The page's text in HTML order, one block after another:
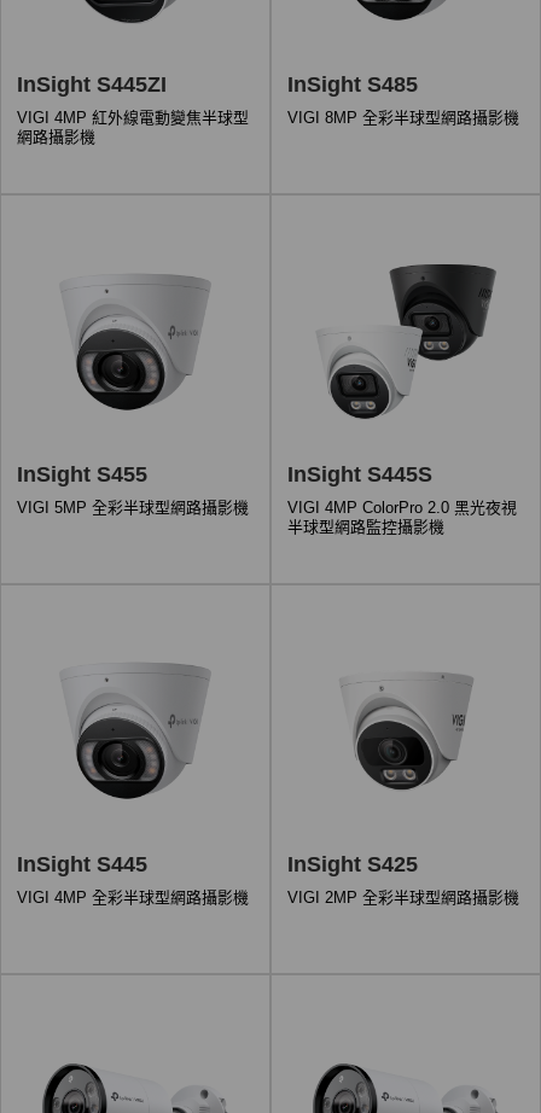
InSight S445ZI
VIGI 4MP 紅外線電動變焦半球型
網路攝影機
InSight S485
VIGI 8MP 全彩半球型網路攝影機
InSight S455
VIGI 5MP 全彩半球型網路攝影機
InSight S445S
VIGI 4MP ColorPro 2.0 黑光夜視
半球型網路監控攝影機
InSight S445
VIGI 4MP 全彩半球型網路攝影機
InSight S425
VIGI 2MP 全彩半球型網路攝影機